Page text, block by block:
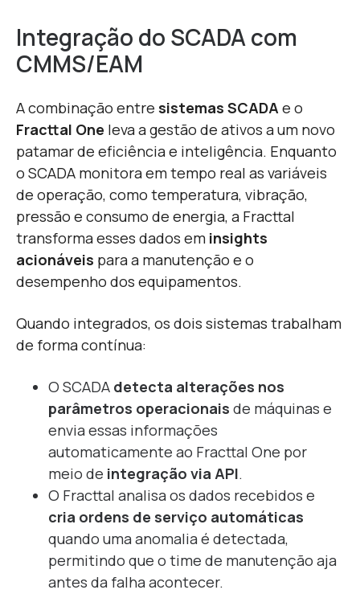
Integração do SCADA com
CMMS/EAM
A combinação entre sistemas SCADA e o
Fracttal One leva a gestão de ativos a um novo
patamar de eficiência e inteligência. Enquanto
o SCADA monitora em tempo real as variáveis
de operação, como temperatura, vibração,
pressão e consumo de energia, a Fracttal
transforma esses dados em insights
acionáveis para a manutenção e o
desempenho dos equipamentos.
Quando integrados, os dois sistemas trabalham
de forma contínua:
O SCADA detecta alterações nos
parâmetros operacionais de máquinas e
envia essas informações
automaticamente ao Fracttal One por
meio de integração via API.
O Fracttal analisa os dados recebidos e
cria ordens de serviço automáticas
quando uma anomalia é detectada,
permitindo que o time de manutenção aja
antes da falha acontecer.